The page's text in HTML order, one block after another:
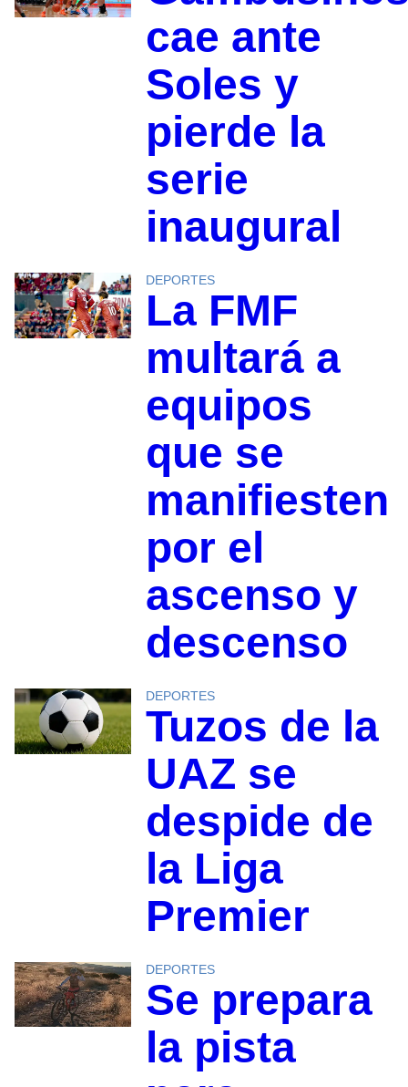
cae ante
Soles y
pierde la
serie
inaugural
DEPORTES
La FMF
multará a
equipos
que se
manifiesten
por el
ascenso y
descenso
DEPORTES
Tuzos de la
UAZ se
despide de
la Liga
Premier
DEPORTES
Se prepara
la pista